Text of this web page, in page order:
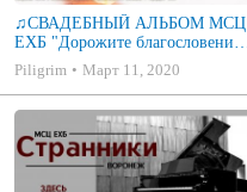
♫СВАДЕБНЫЙ АЛЬБОМ МСЦ
ЕХБ "Дорожите благословением
- Христианские песни.
Музыкальный диск. Псалмы
Piligrim Март 11, 2020